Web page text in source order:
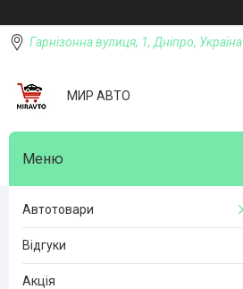
Гарнізонна вулиця, 1, Дніпро, Україна
МИР АВТО
Автотовари
Відгуки
Акція